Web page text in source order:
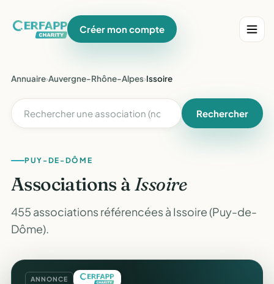
Créer mon compte
Annuaire›Auvergne-Rhône-Alpes›Issoire
Rechercher
PUY-DE-DÔME
Associations àIssoire
455 associations référencées à Issoire (Puy-de-
Dôme).
ANNONCE